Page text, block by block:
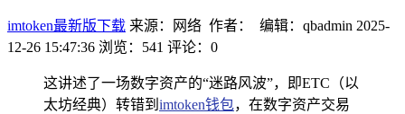
imtoken最新版下载 来源：网络 作者： 编辑：qbadmin 2025-
12-26 15:47:36 浏览：541 评论：0
这讲述了一场数字资产的“迷路风波”，即ETC（以
太坊经典）转错到 imtoken钱包，在数字资产交易